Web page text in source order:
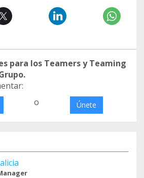
para los Teamers y Teaming
o Únete